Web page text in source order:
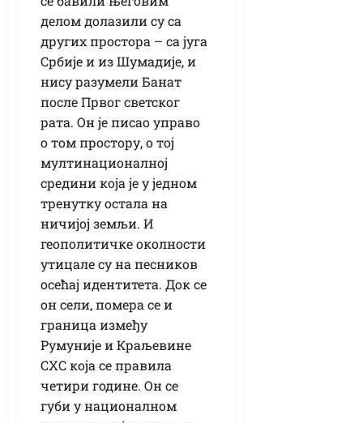
делом долазили су са
других простора – са југа
Србије и из Шумадије, и
нису разумели Банат
после Првог светског
рата. Он је писао управо
о том простору, о тој
мултинационалној
средини која је у једном
тренутку остала на
ничијој земљи. И
геополитичке околности
утицале су на песников
осећај идентитета. Док се
он сели, помера се и
граница између
Румуније и Краљевине
СХС која се правила
четири године. Он се
губи у националном